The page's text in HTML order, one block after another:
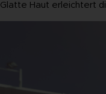
Haut erleichtert